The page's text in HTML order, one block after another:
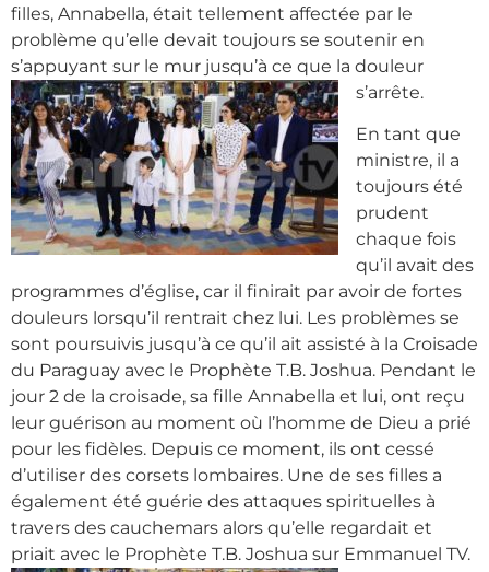
filles, Annabella, était tellement affectée par le
problème qu’elle devait toujours se soutenir en
s’appuyant sur le mur jusqu’à ce que la douleur
s’arrête.
En tant que
ministre, il a
toujours été
prudent
chaque fois
qu’il avait des
programmes d’église, car il finirait par avoir de fortes
douleurs lorsqu’il rentrait chez lui. Les problèmes se
sont poursuivis jusqu’à ce qu’il ait assisté à la Croisade
du Paraguay avec le Prophète T.B. Joshua. Pendant le
jour 2 de la croisade, sa fille Annabella et lui, ont reçu
leur guérison au moment où l’homme de Dieu a prié
pour les fidèles. Depuis ce moment, ils ont cessé
d’utiliser des corsets lombaires. Une de ses filles a
également été guérie des attaques spirituelles à
travers des cauchemars alors qu’elle regardait et
priait avec le Prophète T.B. Joshua sur Emmanuel TV.